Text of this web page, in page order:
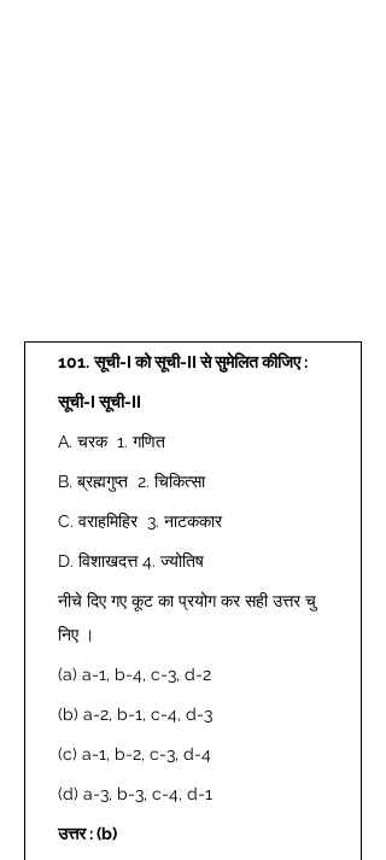
101. सूची-I को सूची-II से सुमेलित कीजिए :
सूची-I सूची-II
A. चरक  1. गणित
B. ब्रह्मगुप्त  2. चिकित्सा
C. वराहमिहिर  3. नाटककार
D. विशाखदत्त 4. ज्योतिष
नीचे दिए गए कूट का प्रयोग कर सही उत्तर चु
निए ।
(a) a-1, b-4, c-3, d-2
(b) a-2, b-1, c-4, d-3
(c) a-1, b-2, c-3, d-4
(d) a-3, b-3, c-4, d-1
उत्तर : (b)